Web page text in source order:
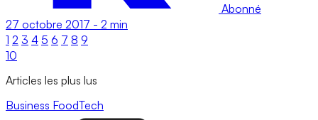
Abonné
27 octobre 2017 - 2 min
1 2 3 4 5 6 7 8 9
10
Articles les plus lus
Business FoodTech